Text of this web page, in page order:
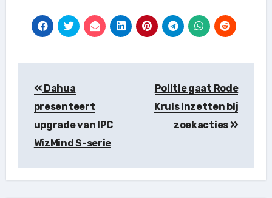
Dahua
presenteert
upgrade van IPC
WizMind S-serie
Politie gaat Rode
Kruis inzetten bij
zoekacties